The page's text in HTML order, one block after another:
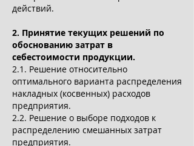
действий.
2. Принятие текущих решений по
обоснованию затрат в
себестоимости продукции.
2.1. Решение относительно
оптимального варианта распределения
накладных (косвенных) расходов
предприятия.
2.2. Решение о выборе подходов к
распределению смешанных затрат
предприятия.